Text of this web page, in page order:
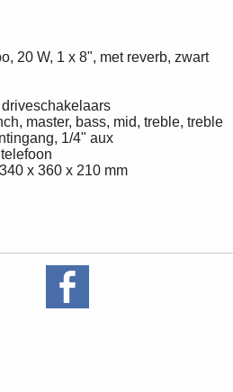
20 W, 1 x 8", met reverb, zwart
master, bass, mid, treble, treble
1/4" aux
x 360 x 210 mm